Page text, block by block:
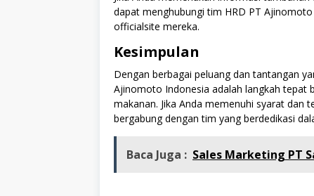
dapat menghubungi tim HRD PT
officialsite mereka.
Kesimpulan
Dengan berbagai peluang dan tantangan
Ajinomoto Indonesia adalah langkah tepat
makanan. Jika Anda memenuhi syarat dan
bergabung dengan tim yang berdedikasi
Baca Juga : Sales Marketing PT